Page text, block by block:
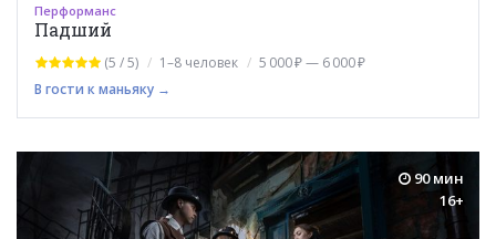
Перформанс
Падший
(5 / 5) 1–8 человек
5 000 ₽ — 6 000 ₽
В гости к маньяку →
90 мин
16+